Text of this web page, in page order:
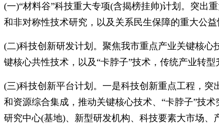
(一)“材料谷”科技重大专项(含揭榜挂帅)计划。突出
和非对称性技术研究，以及关系民生保障的重大公
(二)科技创新研发计划。聚焦我市重点产业关键核
键核心共性技术，以及“卡脖子”技术，传统产业转
(三)科技创新平台计划。一是科技创新重点工程，
和资源综合集成，推动关键核心技术、“卡脖子”技
研究中心(基地)、新型研发机构、科技要素大市场